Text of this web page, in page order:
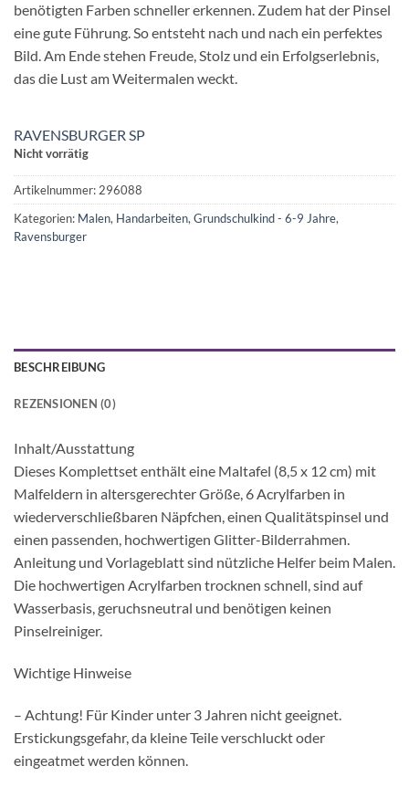
benötigten Farben schneller erkennen. Zudem hat der Pinsel
eine gute Führung. So entsteht nach und nach ein perfektes
Bild. Am Ende stehen Freude, Stolz und ein Erfolgserlebnis,
das die Lust am Weitermalen weckt.
RAVENSBURGER SP
Nicht vorrätig
Artikelnummer: 296088
Kategorien: Malen, Handarbeiten, Grundschulkind - 6-9 Jahre,
Ravensburger
BESCHREIBUNG
REZENSIONEN (0)
Inhalt/Ausstattung
Dieses Komplettset enthält eine Maltafel (8,5 x 12 cm) mit
Malfeldern in altersgerechter Größe, 6 Acrylfarben in
wiederverschließbaren Näpfchen, einen Qualitätspinsel und
einen passenden, hochwertigen Glitter-Bilderrahmen.
Anleitung und Vorlageblatt sind nützliche Helfer beim Malen.
Die hochwertigen Acrylfarben trocknen schnell, sind auf
Wasserbasis, geruchsneutral und benötigen keinen
Pinselreiniger.
Wichtige Hinweise
– Achtung! Für Kinder unter 3 Jahren nicht geeignet.
Erstickungsgefahr, da kleine Teile verschluckt oder
eingeatmet werden können.